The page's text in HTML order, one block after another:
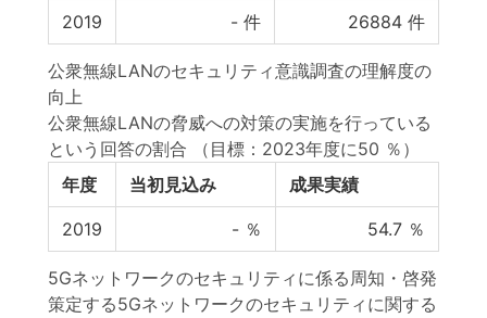
2019 - 件 26884 件
公衆無線LANのセキュリティ意識調査の理解度の
向上
公衆無線LANの脅威への対策の実施を行っている
という回答の割合
（目標：2023年度に50 ％）
年度
当初見込み 成果実績
2019 - ％ 54.7 ％
5Gネットワークのセキュリティに係る周知・啓発
策定する5Gネットワークのセキュリティに関する